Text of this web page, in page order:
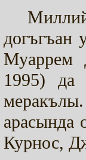
догъгъан
Муаррем
1995) да
арасында
Курнос,